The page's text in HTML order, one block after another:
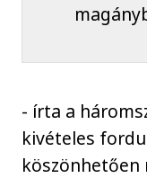
- írta a
kivételes
köszönhetően